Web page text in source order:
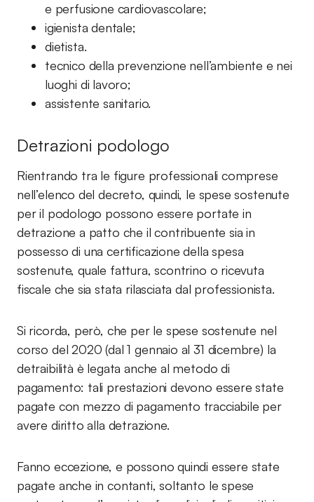
e perfusione cardiovascolare;
igienista dentale;
dietista.
tecnico della prevenzione nell’ambiente e nei
luoghi di lavoro;
assistente sanitario.
Detrazioni podologo
Rientrando tra le figure professionali comprese
nell’elenco del decreto, quindi, le spese sostenute
per il podologo possono essere portate in
detrazione a patto che il contribuente sia in
possesso di una certificazione della spesa
sostenute, quale fattura, scontrino o ricevuta
fiscale che sia stata rilasciata dal professionista.
Si ricorda, però, che per le spese sostenute nel
corso del 2020 (dal 1 gennaio al 31 dicembre) la
detraibilità è legata anche al metodo di
pagamento: tali prestazioni devono essere state
pagate con mezzo di pagamento tracciabile per
avere diritto alla detrazione.
Fanno eccezione, e possono quindi essere state
pagate anche in contanti, soltanto le spese